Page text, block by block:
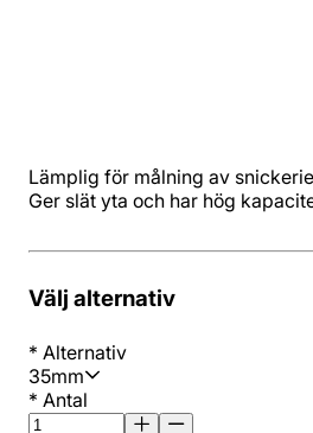
Lämplig för målning av
Ger slät yta och har hög
Välj alternativ
* Alternativ
35mm
* Antal